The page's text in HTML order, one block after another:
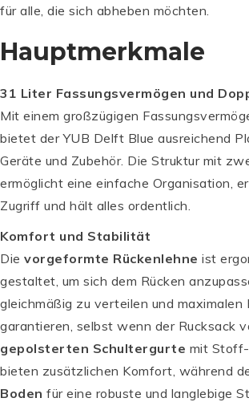
für alle, die sich abheben möchten.
Hauptmerkmale
31 Liter Fassungsvermögen und
Mit einem großzügigen
bietet der YUB Delft Blue ausreichend
Geräte und Zubehör. Die Struktur mit
ermöglicht eine einfache Organisation,
Zugriff und hält alles ordentlich.
Komfort und Stabilität
Die vorgeformte Rückenlehne ist
gestaltet, um sich dem Rücken
gleichmäßig zu verteilen und maximalen
garantieren, selbst wenn der Rucksack
gepolsterten Schultergurte mit
bieten zusätzlichen Komfort, während
Boden für eine robuste und langlebige